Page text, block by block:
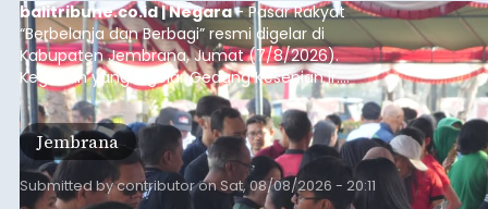
balitribune.co.id | Negara- Pasar Rakyat
“Berbelanja dan Berbagi” resmi digelar di
Kabupaten Jembrana, Jumat (7/8/2026).
Kegiatan yang digelar Gedung Kesenian Ir.
Soekarno ini memadukan pemberdayaan
ekonomi masyarakat dengan aksi sosial tersebut
mendapat antusiasme tinggi dan mencatat nilai
transaksi mencapai Rp672.733.200.
Jembrana
Submitted bycontributoronSat, 08/08/2026 - 20:11